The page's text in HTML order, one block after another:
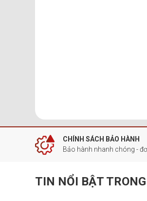
CHÍNH SÁCH BẢO HÀNH
Bảo hành nhanh chóng -
TIN NỔI BẬT